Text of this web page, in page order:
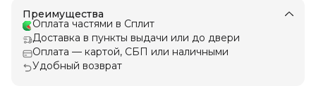
Преимущества
Оплата частями в Сплит
Доставка в пункты выдачи или до двери
Оплата — картой, СБП или наличными
Удобный возврат